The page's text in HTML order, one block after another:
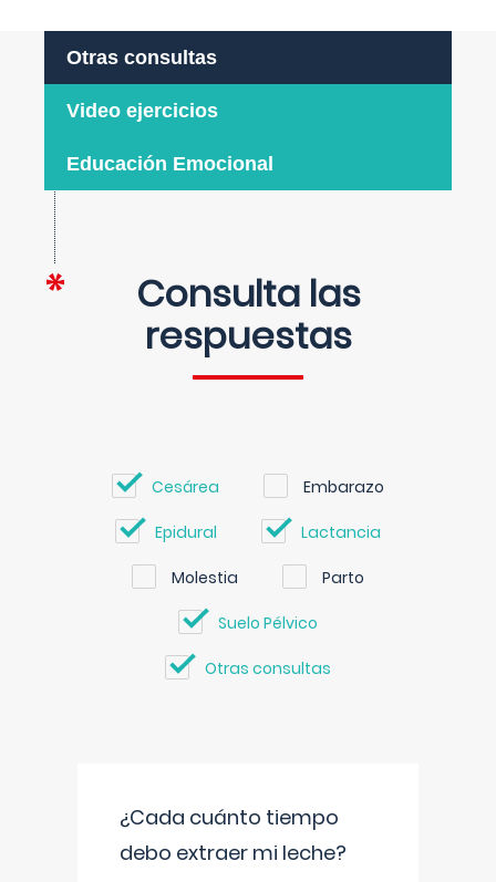
Otras consultas
Video ejercicios
Educación Emocional
Consulta las
respuestas
Cesárea Embarazo
Epidural Lactancia
Molestia Parto
Suelo Pélvico
Otras consultas
¿Cada cuánto tiempo
debo extraer mi leche?